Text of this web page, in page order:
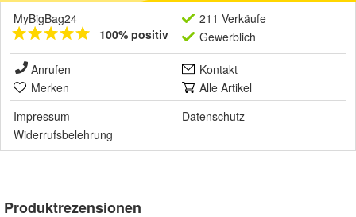
MyBigBag24
100% positiv
211 Verkäufe
Gewerblich
Anrufen
Kontakt
Merken
Alle Artikel
Impressum
Datenschutz
Widerrufsbelehrung
Produktrezensionen